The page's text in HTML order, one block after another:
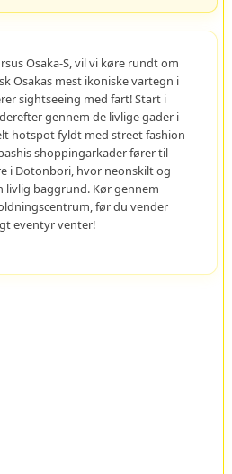
Osaka-S, vil vi køre rundt om
Osakas mest ikoniske vartegn i
sightseeing med fart! Start i
gennem de livlige gader i
hotspot fyldt med street fashion
shoppingarkader fører til
i Dotonbori, hvor neonskilt og
livlig baggrund. Kør gennem
før du vender
eventyr venter!